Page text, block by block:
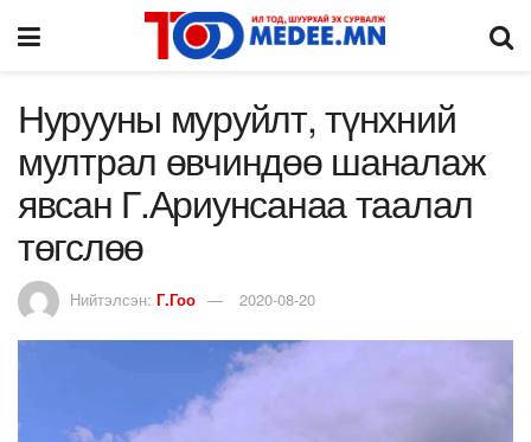
Нурууны муруйлт, түнхний
мултрал өвчиндөө шаналаж
явсан Г.Ариунсанаа таалал
төгслөө
Нийтэлсэн: Г.Гоо 2020-08-20